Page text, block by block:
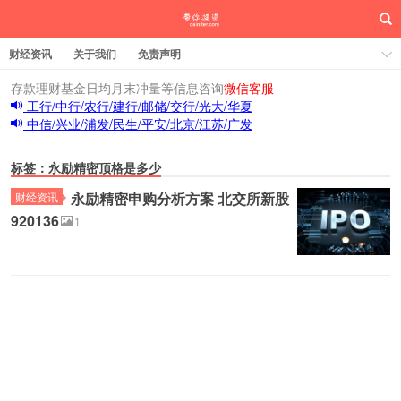
财经资讯 关于我们 免责声明
存款理财基金日均月末冲量等信息咨询微信客服
工行/中行/农行/建行/邮储/交行/光大/华夏
中信/兴业/浦发/民生/平安/北京/江苏/广发
标签：永励精密顶格是多少
财经资讯
永励精密申购分析方案 北交所新股
920136
1